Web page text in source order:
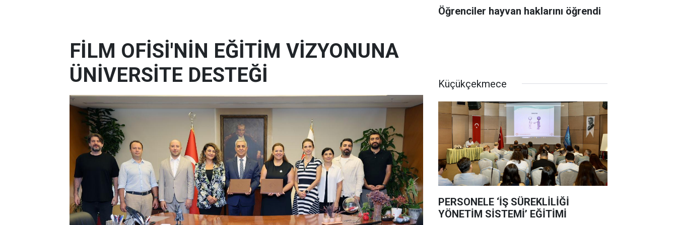
Öğrenciler hayvan haklarını öğrendi
FİLM OFİSİ'NİN EĞİTİM VİZYONUNA
ÜNİVERSİTE DESTEĞİ
Küçükçekmece
PERSONELE ‘İŞ SÜREKLİLİĞİ
YÖNETİM SİSTEMİ’ EĞİTİMİ